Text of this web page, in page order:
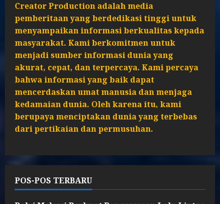
Creator Production adalah media
pemberitaan yang berdedikasi tinggi untuk
menyampaikan informasi berkualitas kepada
masyarakat. Kami berkomitmen untuk
menjadi sumber informasi dunia yang
akurat, cepat, dan terpercaya. Kami percaya
bahwa informasi yang baik dapat
mencerdaskan umat manusia dan menjaga
kedamaian dunia. Oleh karena itu, kami
berupaya menciptakan dunia yang terbebas
dari pertikaian dan permusuhan.
POS-POS TERBARU